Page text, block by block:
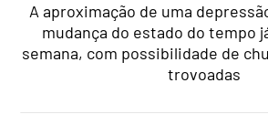
A aproximação de uma
mudança do estado do tempo
semana, com possibilidade de
trovoadas